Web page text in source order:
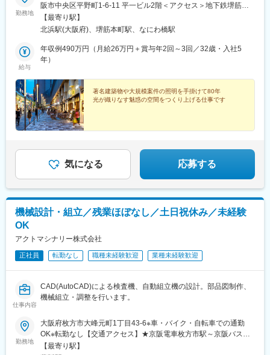
勤務地
阪市中央区平野町1-6-11 平一ビル2階＜アクセス＞地下鉄堺筋線
「北浜駅」より徒歩3分＜オフィス環境＞駅近で周辺環境も便利な
エリアです。オフィスは一人のスペースにゆとりがあり、集中し
【最寄り駅】
北浜駅(大阪府)、堺筋本町駅、なにわ橋駅
給与
年収例490万円（月給26万円＋賞与年2回～3回／32歳・入社5
年）
著名建築物や大規模案件の照明を手掛けて80年
光が織りなす魅惑の空間をつくり上げる仕事です
気になる 応募する
機械設計・組立／残業ほぼなし／土日祝休み／未経験
OK
アクトマシナリー株式会社
正社員 転勤なし 職種未経験歓迎 業種未経験歓迎
仕事内容
CAD(AutoCAD)による検査機、自動組立機の設計。部品図制作、
機械組立・調整を行います。
勤務地
大阪府枚方市大峰元町1丁目43-6※車・バイク・自転車での通勤
OK※転勤なし【交通アクセス】★京阪電車枚方市駅～京阪バス枚
方市駅南口から15分★JR東西線・学研都市線津田駅からバスで15
【最寄り駅】